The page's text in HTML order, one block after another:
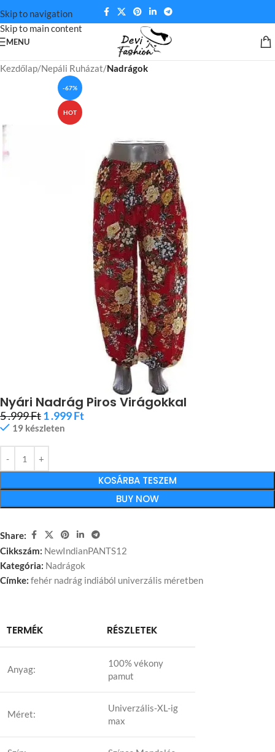
Skip to navigation
Skip to main content
MENU
Kezdőlap Nepáli Ruházat Nadrágok
-67%
HOT
Nyári Nadrág Piros Virágokkal
5 .999Ft1 .999Ft
19 készleten
KOSÁRBA TESZEM
BUY NOW
Share:
Cikkszám: NewIndianPANTS12
Kategória: Nadrágok
Címke: fehér nadrág indiából univerzális méretben
TERMÉK RÉSZLETEK
Anyag:
100% vékony
pamut
Méret:
Univerzális-XL-ig
max